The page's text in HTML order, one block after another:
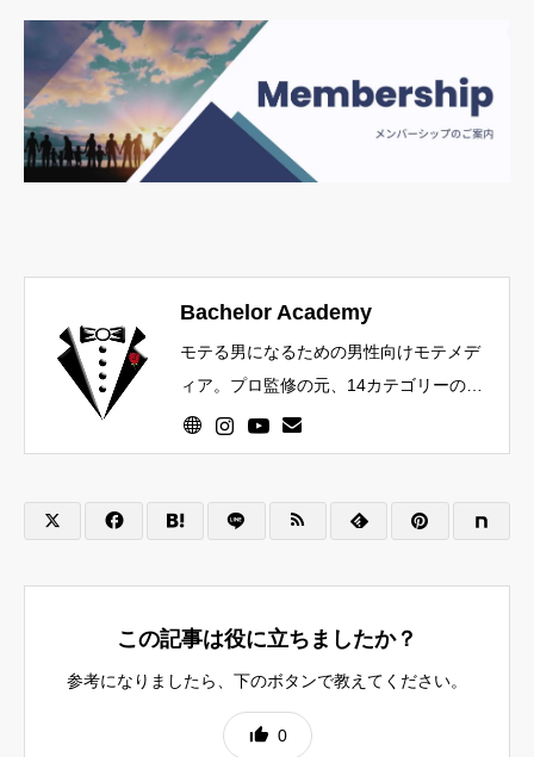
Bachelor Academy
モテる男になるための男性向けモテメデ
ィア。プロ監修の元、14カテゴリーのモ
テ知識を発信中。
この記事は役に立ちましたか？
参考になりましたら、下のボタンで教えてください。
0